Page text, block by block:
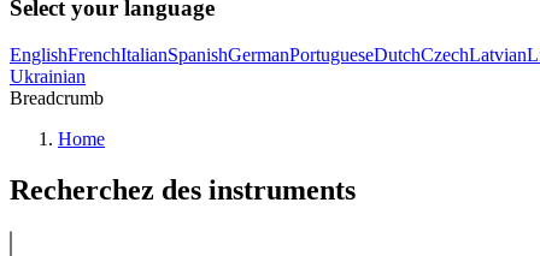
Select your language
EnglishFrenchItalianSpanishGermanPortugueseDutchCzechLatvian
Ukrainian
Breadcrumb
Home
Recherchez des instruments